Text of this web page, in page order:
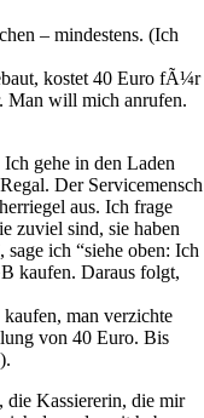
– mindestens. (Ich
kostet 40 Euro fÃ¼r
Man will mich anrufen.
gehe in den Laden
Der Servicemensch
aus. Ich frage
zuviel sind, sie haben
ich “siehe oben: Ich
kaufen. Daraus folgt,
man verzichte
von 40 Euro. Bis
die Kassiererin, die mir